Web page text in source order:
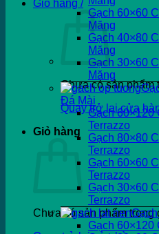
Giỏ hàng /
Chưa có sản phẩm
Quay trở lại cửa
Giỏ hàng
Chưa có sản phẩm trong
Gạch 60×60
Măng
Gạch 40×80
Măng
Gạch 30×60
Măng
Đá Mài
Gạch 60×120
Terrazzo
Gạch 80×80
Terrazzo
Gạch 60×60
Terrazzo
Gạch 30×60
Terrazzo
Gạch 60×120